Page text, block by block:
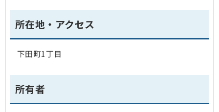
所在地・アクセス
下田町1丁目
所有者